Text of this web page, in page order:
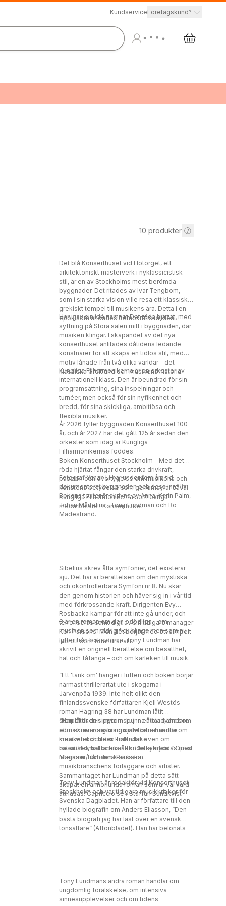
KundserviceFöretagskund?
10 produkter
Det blå Konserthuset vid Hötorget, ett
arkitektoniskt mästerverk i nyklassicistisk
stil, är en av Stockholms mest berömda
byggnader. Det ritades av Ivar Tengbom,
som i sin starka vision ville resa ett klassiskt
grekiskt tempel till musikens ära. Detta i en
epok som andades demokratiska ideal.
Han gav sin idé namnet Det röda hjärtat, med
syftning på Stora salen mitt i byggnaden, där
musiken klingar. I skapandet av det nya
konserthuset anlitades dåtidens ledande
konstnärer för att skapa en tidlös stil, med
motiv lånade från två olika världar – det
klassiska Grekland och musikens historia.
Kungliga Filharmonikerna är en orkester av
internationell klass. Den är beundrad för sin
programsättning, sina inspelningar och
turnéer, men också för sin nyfikenhet och
bredd, för sina skickliga, ambitiösa och
flexibla musiker.
År 2026 fyller byggnaden Konserthuset 100
år, och år 2027 har det gått 125 år sedan den
orkester som idag är Kungliga
Filharmonikernas föddes.
Boken Konserthuset Stockholm – Med det
röda hjärtat fångar den starka drivkraft,
passion och övertygelse om musikens och
konstens betydelse som genomsyrar såväl
Kungliga Filharmonikerna som övriga
medarbetare i Konserthuset.
Fotograf Yanan Li har under fem års tid
dokumenterat byggnaden och dess inre liv.
Bokens texter är skrivna av Anna-Karin Palm,
Johan Mårtelius , Tony Lundman och Bo
Madestrand.
Sibelius skrev åtta symfonier, det existerar
sju. Det här är berättelsen om den mystiska
och okontrollerbara Symfoni nr 8. Nu skär
den genom historien och häver sig in i vår tid
med förkrossande kraft. Dirigenten Evy
Rosbacka kämpar för att inte gå under, och
terroriseras samtidigt av sin tidigare manager
Ken Parsons. Men det börjar med ett simpelt
inbrott som förändrar allt.
8 är en roman om den odödliga – om
musiken som aldrig fick klinga men som nu
lyfter från boksidorna. Tony Lundman har
skrivit en originell berättelse om besatthet,
hat och fåfänga – och om kärleken till musik.
”Ett 'tänk om' hänger i luften och boken börjar
närmast thrillerartat ute i skogarna i
Järvenpää 1939. Inte helt olikt den
finlandssvenske författaren Kjell Westös
roman Hägring 38 har Lundman låtit
storpolitiken sippra in. [...] ... en bladvändare
som skruvar sig kring självförbrännande
kreativitet och den finländske
nationaltonsättarens åttonde symfoni.” Opus
Magasin / Johanna Paulsson
”Han låter den mytomspunna åttan tjäna som
ett nav i en roman som inte bara handlar om
musiken och dess kraft utan även om
besatthet, hat och kärlek. Detta kryddas med
interiörer från den klassiska
musikbranschens förläggare och artister.
Sammantaget har Lundman på detta sätt
skapat en annorlunda roman som är väl värd
att läsas.”Capriccio.se / Staffan Sundkvist
Tony Lundman är redaktör vid Konserthuset
Stockholm och var tidigare musikkritiker för
Svenska Dagbladet. Han är författare till den
hyllade biografin om Anders Eliasson, ”Den
bästa biografi jag har läst över en svensk
tonsättare” (Aftonbladet). Han har belönats
abstraktionens kraft”. 8 var Tony Lundmans
Tony Lundmans andra roman handlar om
ungdomlig förälskelse, om intensiva
sinnesupplevelser och om tidens